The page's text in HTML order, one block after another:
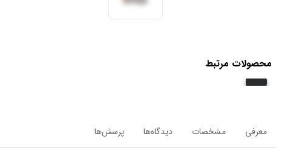
محصولات مرتبط
معرفی مشخصات دیدگاه‌ها پرسش‌ها